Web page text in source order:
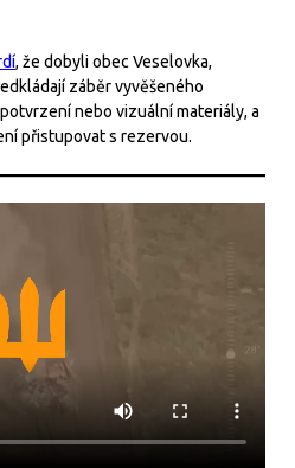
, že dobyli obec Veselovka,
záběr vyvěšeného
nebo vizuální materiály, a
přistupovat s rezervou.